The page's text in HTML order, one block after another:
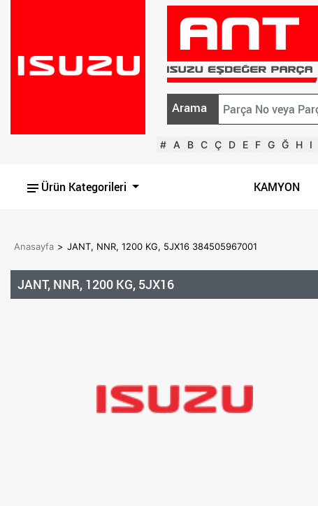
Arama
# A B C Ç D E F G Ğ H I
Ürün Kategorileri KAMYON
Anasayfa > JANT, NNR, 1200 KG, 5JX16 384505967001
JANT, NNR, 1200 KG, 5JX16